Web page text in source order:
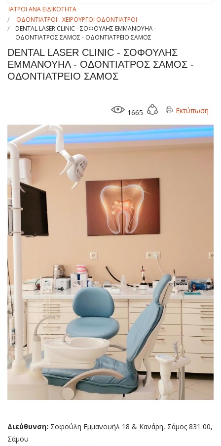
ΙΑΤΡΟΙ ΑΝΑ ΕΙΔΙΚΟΤΗΤΑ
ΟΔΟΝΤΙΑΤΡΟΙ - ΧΕΙΡΟΥΡΓΟΙ ΟΔΟΝΤΙΑΤΡΟΙ
DENTAL LASER CLINIC - ΣΟΦΟΥΛΗΣ ΕΜΜΑΝΟΥΗΛ -
ΟΔΟΝΤΙΑΤΡΟΣ ΣΑΜΟΣ - ΟΔΟΝΤΙΑΤΡΕΙΟ ΣΑΜΟΣ
DENTAL LASER CLINIC - ΣΟΦΟΥΛΗΣ
ΕΜΜΑΝΟΥΗΛ - ΟΔΟΝΤΙΑΤΡΟΣ ΣΑΜΟΣ -
ΟΔΟΝΤΙΑΤΡΕΙΟ ΣΑΜΟΣ
1665 Εκτύπωση
Διεύθυνση: Σοφούλη Εμμανουήλ 18 & Κανάρη, Σάμος 831 00,
Σάμου